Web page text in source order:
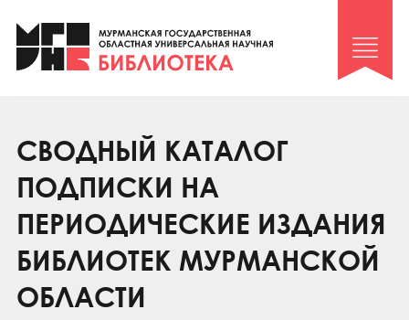
Клуб «Гиря и сельдерей»
Клуб «Семейный архив»
Коллегам
Контакты
СВОДНЫЙ КАТАЛОГ
ПОДПИСКИ НА
ПЕРИОДИЧЕСКИЕ ИЗДАНИЯ
БИБЛИОТЕК МУРМАНСКОЙ
ОБЛАСТИ